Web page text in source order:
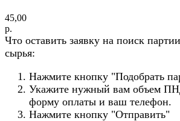
45,00
р.
Что оставить заявку на поиск
сырья:
Нажмите кнопку "Подобрать
Укажите нужный вам объем
форму оплаты и ваш телефон.
Нажмите кнопку "Отправить"